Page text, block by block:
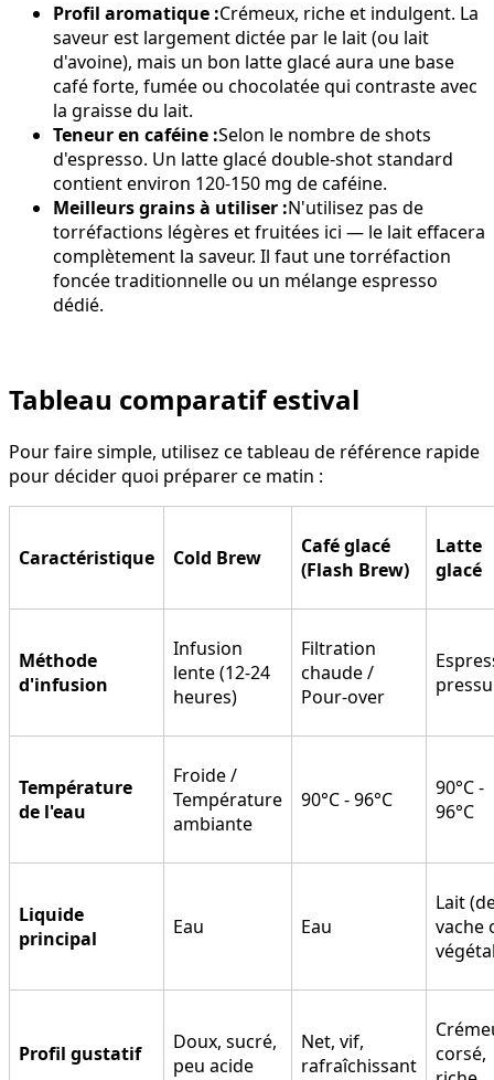
Profil aromatique :Crémeux, riche et indulgent. La
saveur est largement dictée par le lait (ou lait
d'avoine), mais un bon latte glacé aura une base
café forte, fumée ou chocolatée qui contraste avec
la graisse du lait.
Teneur en caféine :Selon le nombre de shots
d'espresso. Un latte glacé double-shot standard
contient environ 120-150 mg de caféine.
Meilleurs grains à utiliser :N'utilisez pas de
torréfactions légères et fruitées ici — le lait effacera
complètement la saveur. Il faut une torréfaction
foncée traditionnelle ou un mélange espresso
dédié.
Tableau comparatif estival
Pour faire simple, utilisez ce tableau de référence rapide
pour décider quoi préparer ce matin :
Caractéristique Cold Brew
Café glacé
(Flash Brew)
Latte
glacé
Méthode
d'infusion
Infusion
lente (12-24
heures)
Filtration
chaude /
Pour-over
Température
de l'eau
Froide /
Température
ambiante
90°C - 96°C
90°C -
96°C
Liquide
principal
Eau Eau
Lait
vache
Profil gustatif
Doux, sucré,
peu acide
Net, vif,
rafraîchissant
corsé,